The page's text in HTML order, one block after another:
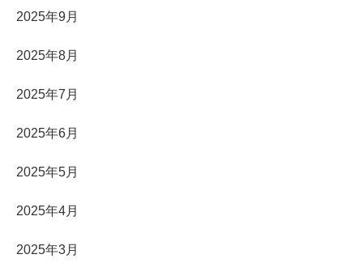
2025年9月
2025年8月
2025年7月
2025年6月
2025年5月
2025年4月
2025年3月